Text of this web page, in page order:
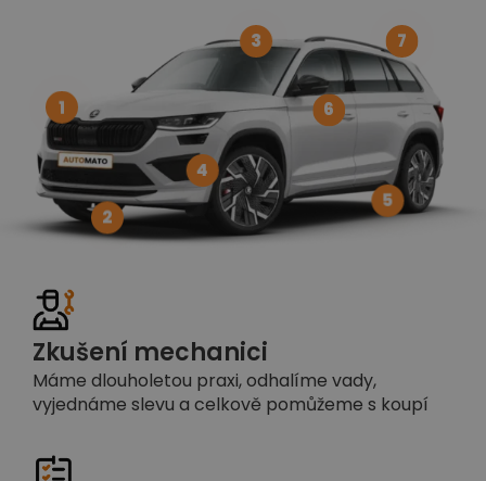
Zkušení mechanici
Máme dlouholetou praxi, odhalíme vady,
vyjednáme slevu a celkově pomůžeme s koupí
1
2
3
4
5
6
7